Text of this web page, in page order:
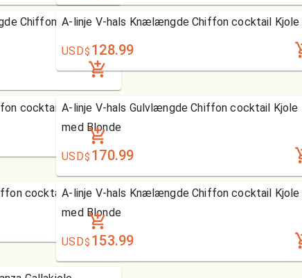
Chiffon cocktailA-linje V-hals Knælængde Chiffon cocktail Kjole
USD$ 128.99
cocktail KjoleA-linje V-hals Gulvlængde Chiffon cocktail Kjole
med Blonde
USD$ 170.99
cocktail KjoleA-linje V-hals Knælængde Chiffon cocktail Kjole
med Blonde
USD$ 153.99